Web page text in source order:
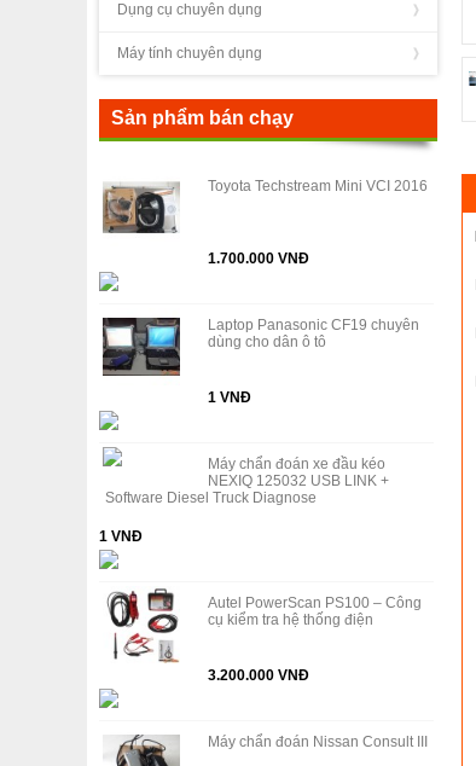
Dụng cụ chuyên dụng
Máy tính chuyên dụng
Sản phẩm bán chạy
Toyota Techstream Mini VCI 2016
1.700.000 VNĐ
Laptop Panasonic CF19 chuyên
dùng cho dân ô tô
1 VNĐ
Máy chẩn đoán xe đầu kéo
NEXIQ 125032 USB LINK +
Software Diesel Truck Diagnose
1 VNĐ
Autel PowerScan PS100 – Công
cụ kiểm tra hệ thống điện
3.200.000 VNĐ
Máy chẩn đoán Nissan Consult III